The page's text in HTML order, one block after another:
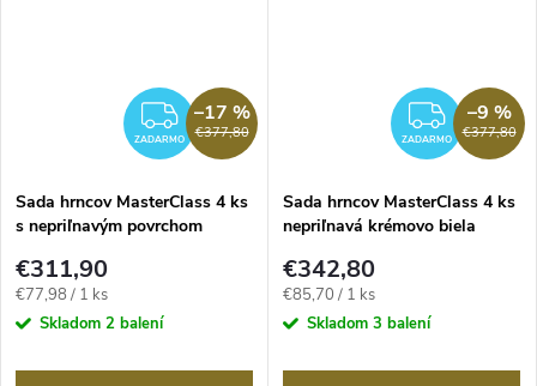
ZADARMO
ZADARMO €377,80
–17 %
Sada hrncov MasterClass 4 ks
s nepriľnavým povrchom
€311,90
Jednotková
cena:
€77,98 / 1 ks
Skladom 2 balení
ZADARMO €377,80
–9 %
Sada hrncov MasterClass 4 ks
nepriľnavá krémovo biela
€342,80
Jednotková
cena:
€85,70 / 1 ks
Skladom 3 balení